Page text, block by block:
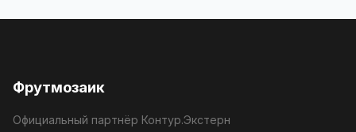
Фрутмозаик
Официальный партнёр Контур.Экстерн